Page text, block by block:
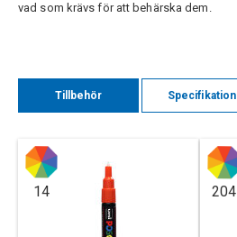
vad som krävs för att behärska dem.
Tillbehör Specifikation
14 204